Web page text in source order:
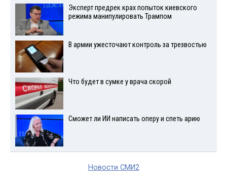
Эксперт предрек крах попыток киевского
режима манипулировать Трампом
В армии ужесточают контроль за трезвостью
Что будет в сумке у врача скорой
Сможет ли ИИ написать оперу и спеть арию
Новости СМИ2